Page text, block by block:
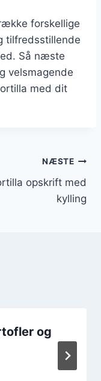
forskellige
tilfredsstillende
Så næste
velsmagende
med dit
NÆSTE
opskrift med
kylling
og